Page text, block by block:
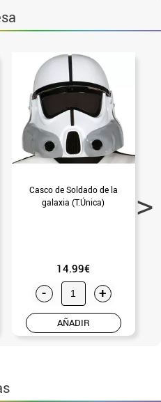
Casco de Soldado de la
galaxia (T.Única)
14.99€
- +
AÑADIR